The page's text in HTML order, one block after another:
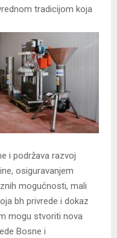
tradicijom koja
i podržava razvoj
osiguravanjem
mogućnosti, mali
bh privrede i dokaz
mogu stvoriti nova
Bosne i